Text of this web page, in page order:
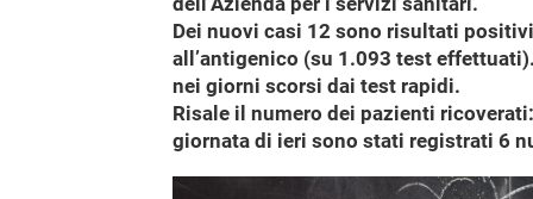
Dei nuovi casi 12 sono risultati
all’antigenico (su 1.093 test
nei giorni scorsi dai test rapidi.
Risale il numero dei pazienti
giornata di ieri sono stati registrati 6